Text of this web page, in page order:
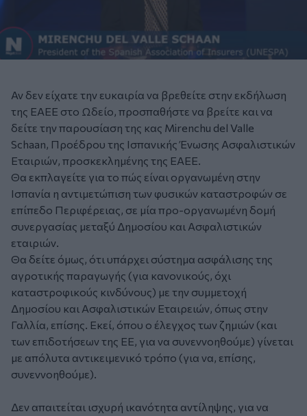
Αν δεν είχατε την ευκαιρία να βρεθείτε στην εκδήλωση
της ΕΑΕΕ στο Ωδείο, προσπαθήστε να βρείτε και να
δείτε την παρουσίαση της κας Mirenchu del Valle
Schaan, Προέδρου της Ισπανικής Ένωσης Ασφαλιστικών
Εταιριών, προσκεκλημένης της ΕΑΕΕ.
Θα εκπλαγείτε για το πώς είναι οργανωμένη στην
Ισπανία η αντιμετώπιση των φυσικών καταστροφών σε
επίπεδο Περιφέρειας, σε μία προ-οργανωμένη δομή
συνεργασίας μεταξύ Δημοσίου και Ασφαλιστικών
εταιριών.
Θα δείτε όμως, ότι υπάρχει σύστημα ασφάλισης της
αγροτικής παραγωγής (για κανονικούς, όχι
καταστροφικούς κινδύνους) με την συμμετοχή
Δημοσίου και Ασφαλιστικών Εταιρειών, όπως στην
Γαλλία, επίσης. Εκεί, όπου ο έλεγχος των ζημιών (και
των επιδοτήσεων της ΕΕ, για να συνεννοηθούμε) γίνεται
με απόλυτα αντικειμενικό τρόπο (για να, επίσης,
συνεννοηθούμε).
Δεν απαιτείται ισχυρή ικανότητα αντίληψης, για να